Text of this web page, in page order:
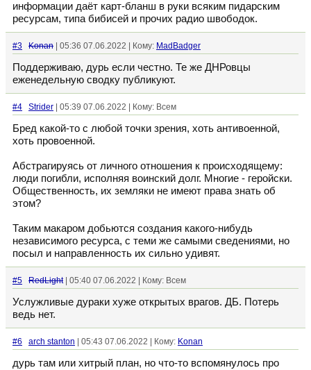
информации даёт карт-бланш в руки всяким пидарским
ресурсам, типа бибисей и прочих радио швободок.
#3 Konan | 05:36 07.06.2022 | Кому: MadBadger
Поддерживаю, дурь если честно. Те же ДНРовцы
еженедельную сводку публикуют.
#4 Strider | 05:39 07.06.2022 | Кому: Всем
Бред какой-то с любой точки зрения, хоть антивоенной,
хоть провоенной.
Абстрагируясь от личного отношения к происходящему:
люди погибли, исполняя воинский долг. Многие - геройски.
Общественность, их земляки не имеют права знать об
этом?
Таким макаром добьются создания какого-нибудь
независимого ресурса, с теми же самыми сведениями, но
посыл и направленность их сильно удивят.
#5 RedLight| 05:40 07.06.2022 | Кому: Всем
Услужливые дураки хуже открытых врагов. ДБ. Потерь
ведь нет.
#6 arch stanton | 05:43 07.06.2022 | Кому: Konan
дурь там или хитрый план, но что-то вспомянулось про